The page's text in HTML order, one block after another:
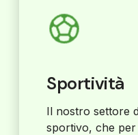
Sportività
Il nostro settore
sportivo, che